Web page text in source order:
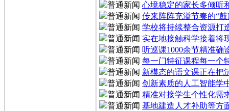
心境稳定的家长多倾听
传来阵阵充溢节奏的“
学校将持续整合资源打
实在地接触科学接着将
听巡课1000余节精准确
每一门特征课程每一个
新模态的语文课正在把
创新素质的人工智能学
精准对接学生个性化需
基地建造人才补助等方